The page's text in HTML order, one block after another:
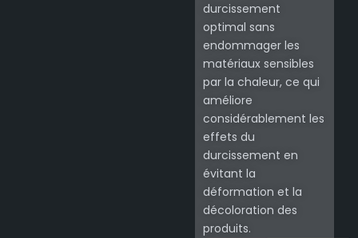
durcissement
optimal sans
endommager les
matériaux sensibles
par la chaleur, ce qui
améliore
considérablement les
effets du
durcissement en
évitant la
déformation et la
décoloration des
produits.